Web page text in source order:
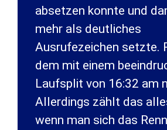
absetzen konnte und
mehr als deutliches
Ausrufezeichen setzte.
dem mit einem
Laufsplit von 16:32 am
Allerdings zählt das
wenn man sich das